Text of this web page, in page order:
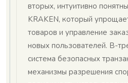
вторых, интуитивно
KRAKEN, который
товаров и управление
новых пользователей. В-
система безопасных
механизмы разрешения